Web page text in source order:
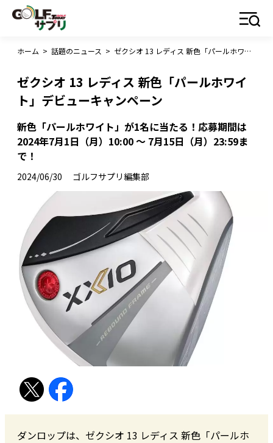
ホーム > 話題のニュース > ゼクシオ 13 レディス 新色「パールホワイト」デビューキャンペーン
ゼクシオ 13 レディス 新色「パールホワイ
ト」デビューキャンペーン
新色「パールホワイト」が1名に当たる！応募期間は
2024年7月1日（月）10:00 〜 7月15日（月）23:59ま
で！
2024/06/30 ゴルフサプリ編集部
ダンロップは、ゼクシオ 13 レディス 新色「パールホ